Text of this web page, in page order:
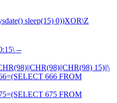
sleep(15) 0))XOR\Z
--
15)||\
666 FROM
675 FROM